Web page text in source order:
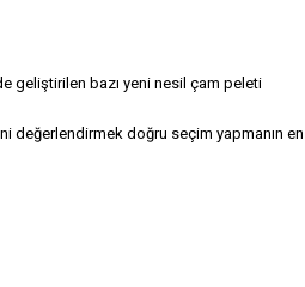
geliştirilen bazı yeni nesil çam peleti
değerlendirmek doğru seçim yapmanın en